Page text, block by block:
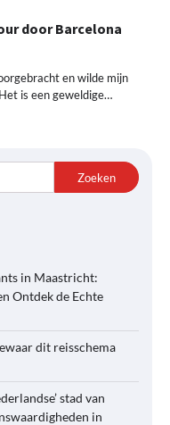
door Barcelona
en wilde mijn
is een geweldige…
Zoeken
in Maastricht:
Ontdek de Echte
dit reisschema
stad van
in